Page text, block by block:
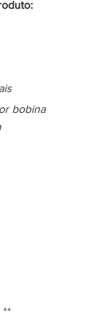
bobina